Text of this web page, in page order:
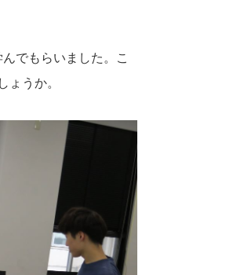
でもらいました。こ
うか。